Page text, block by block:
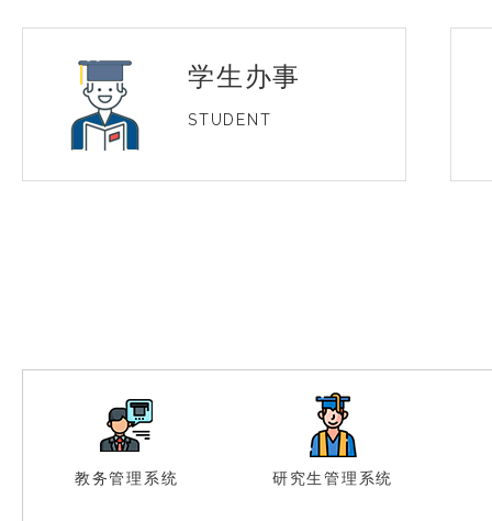
学生办事
STUDENT
教务管理系统 研究生管理系统